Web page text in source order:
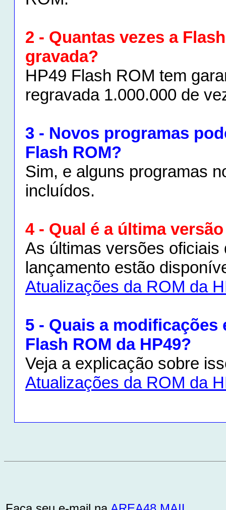
2 - Quantas vezes a
gravada?
HP49 Flash ROM tem
regravada 1.000.000 de
3 - Novos programas
Flash ROM?
Sim, e alguns programas
incluídos.
4 - Qual é a última
As últimas versões oficiais
lançamento estão
Atualizações da ROM da
5 - Quais a modificações
Flash ROM da HP49?
Veja a explicação sobre
Atualizações da ROM da